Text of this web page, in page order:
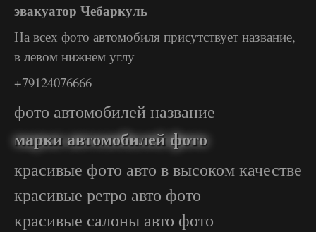
эвакуатор Чебаркуль
На всех фото автомобиля присутствует название,
в левом нижнем углу
+79124076666
фото автомобилей название
марки автомобилей фото
красивые фото авто в высоком качестве
красивые ретро авто фото
красивые салоны авто фото